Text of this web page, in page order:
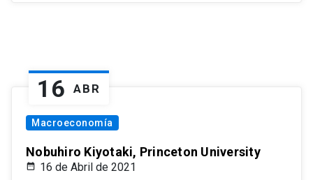
16 ABR
Macroeconomía
Nobuhiro Kiyotaki, Princeton University
16 de Abril de 2021